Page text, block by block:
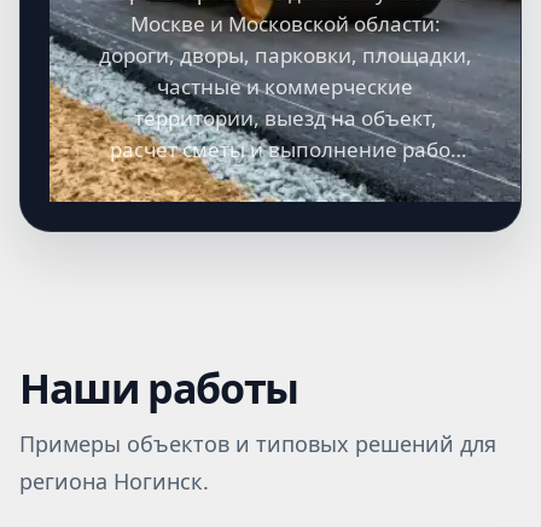
Москве и Московской области:
дороги, дворы, парковки, площадки,
частные и коммерческие
территории, выезд на объект,
расчет сметы и выполнение работ
под ключ.
Наши работы
Примеры объектов и типовых решений для
региона Ногинск.